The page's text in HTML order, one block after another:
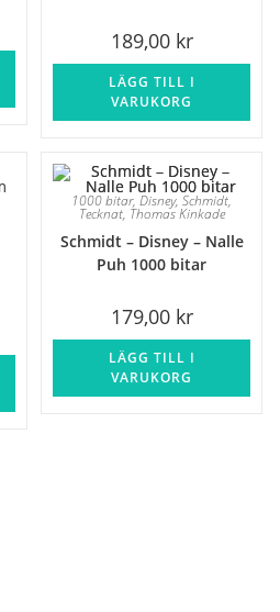
189,00 kr
LÄGG TILL I
VARUKORG
1000 bitar, Disney, Schmidt,
Tecknat, Thomas Kinkade
Schmidt – Disney – Nalle
Puh 1000 bitar
179,00 kr
LÄGG TILL I
VARUKORG